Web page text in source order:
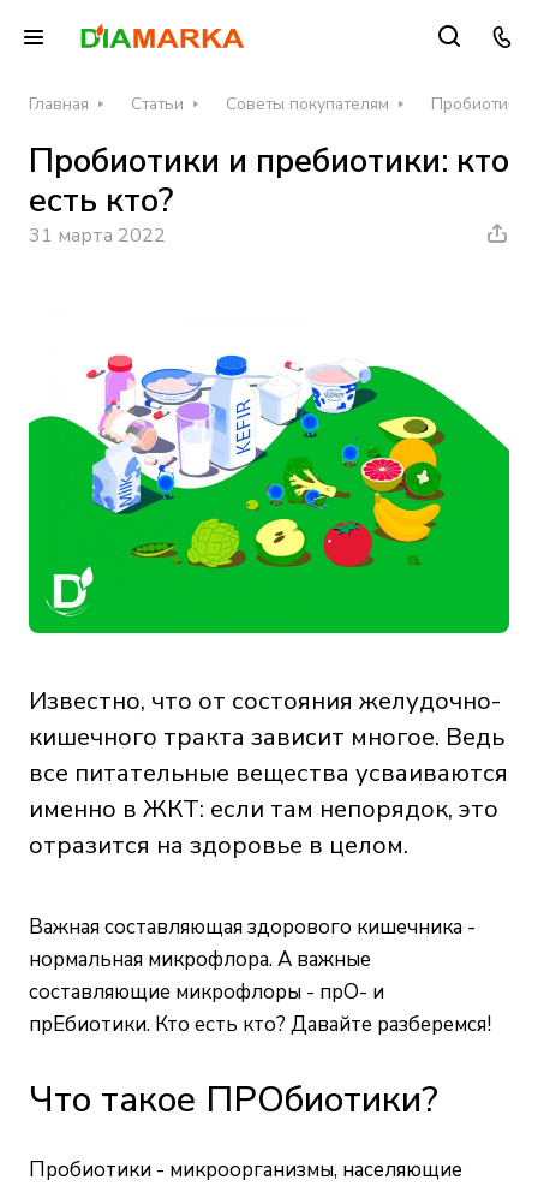
Главная Статьи Советы покупателям Пробиотики
Пробиотики и пребиотики: кто
есть кто?
31 марта 2022
Известно, что от состояния желудочно-
кишечного тракта зависит многое. Ведь
все питательные вещества усваиваются
именно в ЖКТ: если там непорядок, это
отразится на здоровье в целом.
Важная составляющая здорового кишечника -
нормальная микрофлора. А важные
составляющие микрофлоры - прО- и
прЕбиотики. Кто есть кто? Давайте разберемся!
Что такое ПРОбиотики?
Пробиотики - микроорганизмы, населяющие